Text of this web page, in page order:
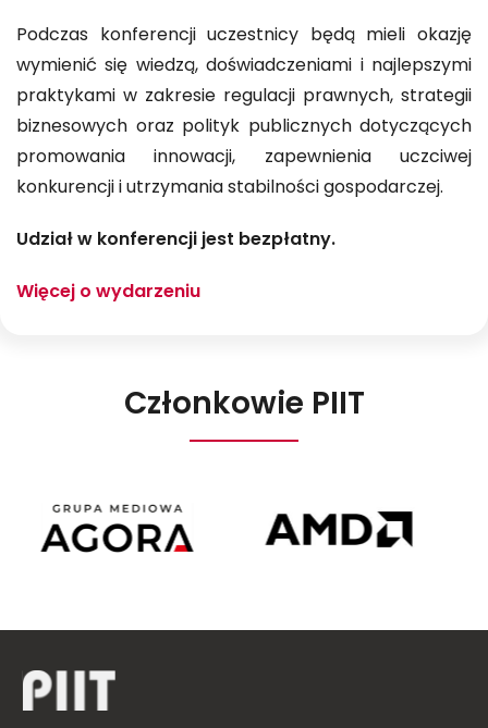
Podczas konferencji uczestnicy będą mieli okazję
wymienić się wiedzą, doświadczeniami i najlepszymi
praktykami w zakresie regulacji prawnych, strategii
biznesowych oraz polityk publicznych dotyczących
promowania innowacji, zapewnienia uczciwej
konkurencji i utrzymania stabilności gospodarczej.
Udział w konferencji jest bezpłatny.
Więcej o wydarzeniu
Członkowie PIIT
Agora
Poland